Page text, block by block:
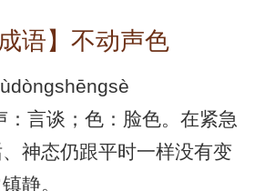
成语】不动声色
：言谈；色：脸色。在紧急
神态仍跟平时一样没有变
静。